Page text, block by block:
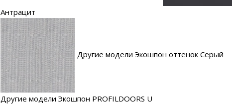
Антрацит
Другие модели Экошпон оттенок Серый
Другие модели Экошпон PROFILDOORS U